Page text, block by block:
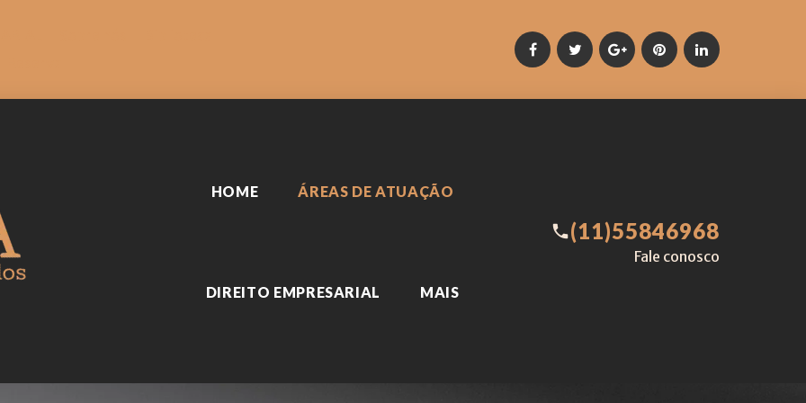
+
HOME ÁREAS DE ATUAÇÃO
DIREITO EMPRESARIAL MAIS
call(11)55846968
Fale conosco